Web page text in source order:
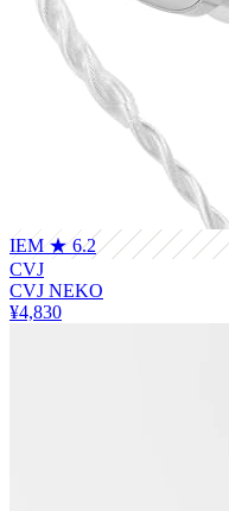
IEM ★ 6.2
CVJ
CVJ NEKO
¥4,830